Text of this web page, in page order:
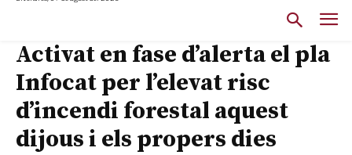
Activat en fase d’alerta el pla
Infocat per l’elevat risc
d’incendi forestal aquest
dijous i els propers dies